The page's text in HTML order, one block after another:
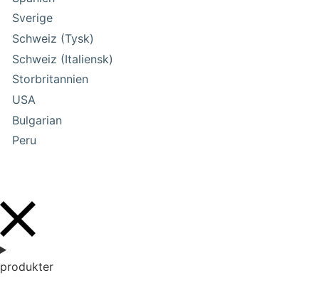
Sverige
Schweiz (Tysk)
Schweiz (Italiensk)
Storbritannien
USA
Bulgarian
Peru
produkter